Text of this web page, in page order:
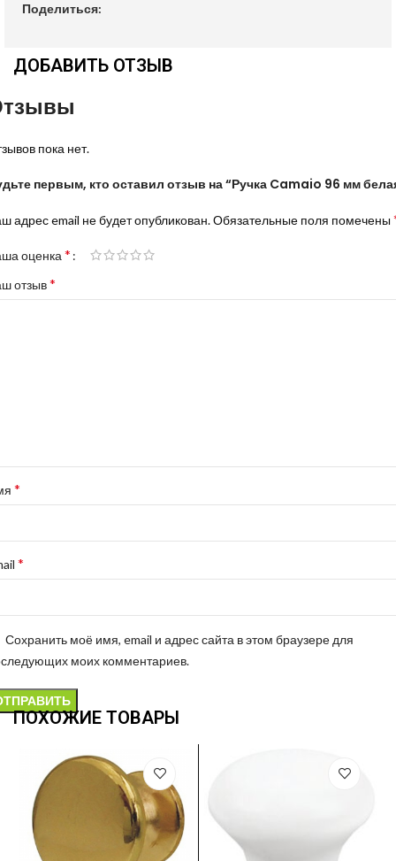
Поделиться:
ДОБАВИТЬ ОТЗЫВ
пока нет.
первым, кто оставил отзыв на “Ручка Camaio 96 мм
адрес email не будет опубликован.Обязательные поля помечены
оценка *
отзыв*
*
*
Сохранить моё имя, email и адрес сайта в этом браузере для
моих комментариев.
ПОХОЖИЕ ТОВАРЫ